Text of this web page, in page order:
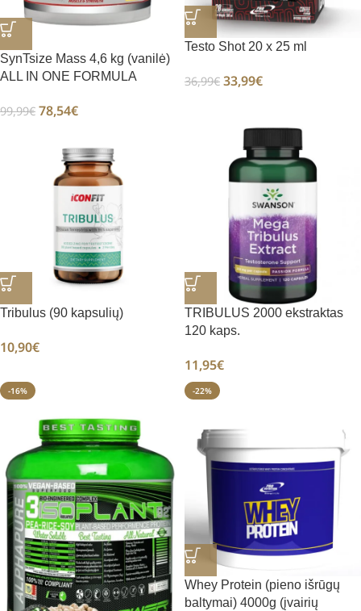
SynTsize Mass 4,6 kg (vanilė)
ALL IN ONE FORMULA
99,99€ 78,54€
Testo Shot 20 x 25 ml
36,99€ 33,99€
Tribulus (90 kapsulių)
10,90€
TRIBULUS 2000 ekstraktas
120 kaps.
11,95€
-16% -22%
Whey Protein (pieno išrūgų
baltymai) 4000g (įvairių